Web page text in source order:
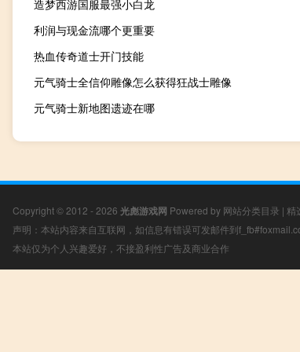
造梦西游国服最强小白龙
利润与现金流哪个更重要
热血传奇道士开门技能
元气骑士全信仰雕像怎么获得狂战士雕像
元气骑士新地图遗迹在哪
Copyright © 2012 - 2026 光彪游戏网 Powered by 网站分类目录 | 精
声明：本站内容来自互联网，如信息有错误可发邮件到
本站仅为个人兴趣爱好，不接盈利性广告及商业合作